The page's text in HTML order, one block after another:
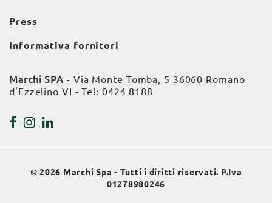
Press
Informativa fornitori
Marchi SPA - Via Monte Tomba, 5 36060 Romano
d'Ezzelino VI - Tel: 0424 8188
© 2026 Marchi Spa - Tutti i diritti riservati. P.Iva
01278980246